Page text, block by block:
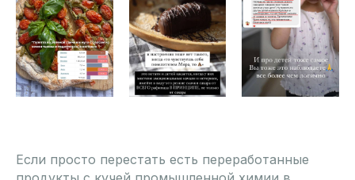
Если просто перестать есть переработанные